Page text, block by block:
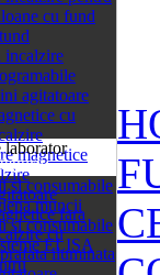
cu fund
incalzire
agitatoare
cu
magnetice
fara
cu
iluminata
si consumabile
muncii
si consumabile
ELISA